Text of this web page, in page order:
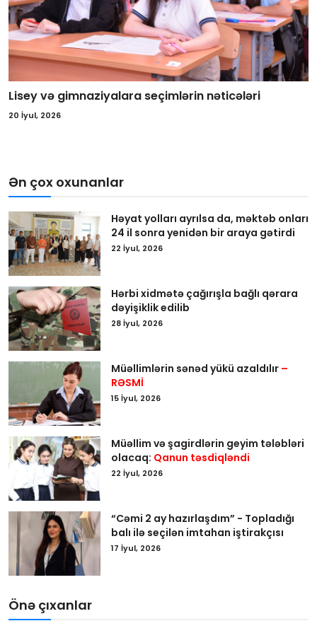
Lisey və gimnaziyalara seçimlərin nəticələri
20 İyul, 2026
Ən çox oxunanlar
Həyat yolları ayrılsa da, məktəb onları
24 il sonra yenidən bir araya gətirdi
22 İyul, 2026
Hərbi xidmətə çağırışla bağlı qərara
dəyişiklik edilib
28 İyul, 2026
Müəllimlərin sənəd yükü azaldılır –
RƏSMİ
15 İyul, 2026
Müəllim və şagirdlərin geyim tələbləri
olacaq: Qanun təsdiqləndi
22 İyul, 2026
“Cəmi 2 ay hazırlaşdım” - Topladığı
balı ilə seçilən imtahan iştirakçısı
17 İyul, 2026
Önə çıxanlar